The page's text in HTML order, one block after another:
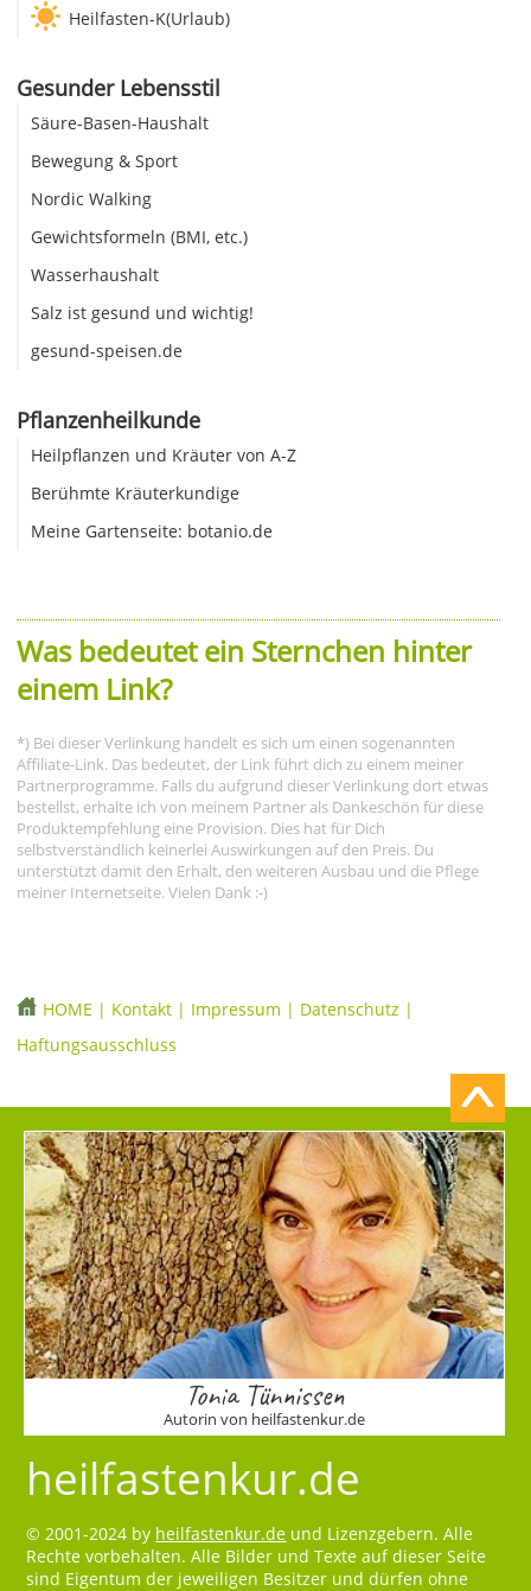
Heilfasten-K(Urlaub)
Gesunder Lebensstil
Säure-Basen-Haushalt
Bewegung & Sport
Nordic Walking
Gewichtsformeln (BMI, etc.)
Wasserhaushalt
Salz ist gesund und wichtig!
gesund-speisen.de
Pflanzenheilkunde
Heilpflanzen und Kräuter von A-Z
Berühmte Kräuterkundige
Meine Gartenseite: botanio.de
Was bedeutet ein Sternchen hinter
einem Link?
*) Bei dieser Verlinkung handelt es sich um einen sogenannten
Affiliate-Link. Das bedeutet, der Link führt dich zu einem meiner
Partnerprogramme. Falls du aufgrund dieser Verlinkung dort etwas
bestellst, erhalte ich von meinem Partner als Dankeschön für diese
Produktempfehlung eine Provision. Dies hat für Dich
selbstverständlich keinerlei Auswirkungen auf den Preis. Du
unterstützt damit den Erhalt, den weiteren Ausbau und die Pflege
meiner Internetseite. Vielen Dank :-)
HOME | Kontakt | Impressum | Datenschutz |
Haftungsausschluss
Tonia Tünnissen
Autorin von heilfastenkur.de
heilfastenkur.de
© 2001-2024 by heilfastenkur.de und Lizenzgebern. Alle
Rechte vorbehalten. Alle Bilder und Texte auf dieser Seite
sind Eigentum der jeweiligen Besitzer und dürfen ohne